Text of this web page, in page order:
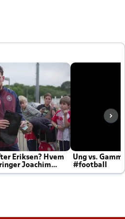
Eriksen? Hvem
Joachim
Ung vs.
#football